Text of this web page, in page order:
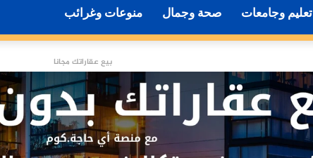
تعليم وجامعات صحة وجمال منوعات وغرائب
بيع عقاراتك مجانا